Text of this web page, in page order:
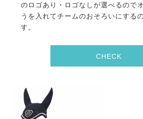
のロゴあり・ロゴなしが選べるので
うを入れてチームのおそろいにする
す。
CHECK